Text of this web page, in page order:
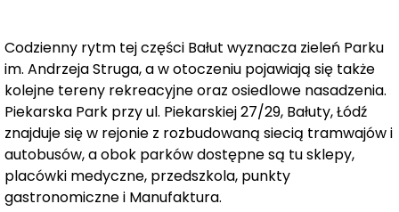
Bezpośrednie sąsiedztwo parku im. Andrzeja Struga
oraz prywatna furtka prowadząca prosto do zieleni
czynią to miejsce idealnym do rekreacji i odpoczynku.
Park oferuje szerokie możliwości spędzania czasu – od
porannego joggingu, przez spacery z psem, po zabawę
z dziećmi. Obecność przedszkola w parku to
dodatkowe udogodnienie dla rodzin.
Codzienny rytm tej części Bałut wyznacza zieleń Parku
im. Andrzeja Struga, a w otoczeniu pojawiają się także
kolejne tereny rekreacyjne oraz osiedlowe nasadzenia.
Piekarska Park przy ul. Piekarskiej 27/29, Bałuty, Łódź
znajduje się w rejonie z rozbudowaną siecią tramwajów i
autobusów, a obok parków dostępne są tu sklepy,
placówki medyczne, przedszkola, punkty
gastronomiczne i Manufaktura.